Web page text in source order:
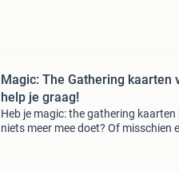
Magic: The Gathering kaarten
help je graag!
Heb je magic: the gathering kaarten
niets meer mee doet? Of misschien